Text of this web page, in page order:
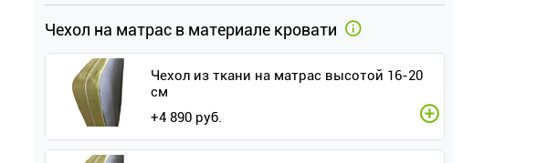
Чехол на матрас в материале кровати
Чехол из ткани на матрас высотой 16-20
см
+4 890 руб.